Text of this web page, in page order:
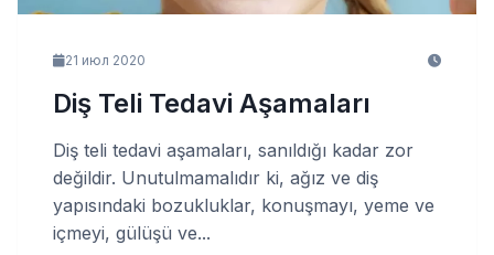
21 июл 2020
Diş Teli Tedavi Aşamaları
Diş teli tedavi aşamaları, sanıldığı kadar zor
değildir. Unutulmamalıdır ki, ağız ve diş
yapısındaki bozukluklar, konuşmayı, yeme ve
içmeyi, gülüşü ve...